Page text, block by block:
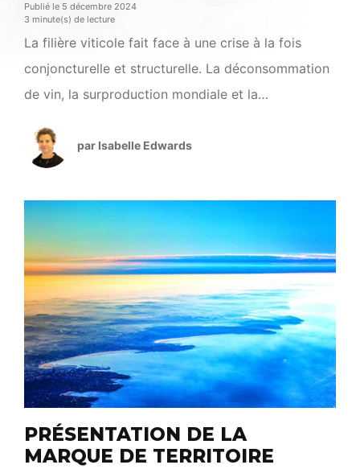
Publié le 5 décembre 2024
3 minute(s) de lecture
La filière viticole fait face à une crise à la fois
conjoncturelle et structurelle. La déconsommation
de vin, la surproduction mondiale et la
complexe. L’œnotourisme apparaît comme une
solution prometteuse pour répondre à ces défis.
Cette pratique, en phase avec la demande de
découverte et d’authenticité, valorise non
seulement […]
par Isabelle Edwards
PRÉSENTATION DE LA
MARQUE DE TERRITOIRE